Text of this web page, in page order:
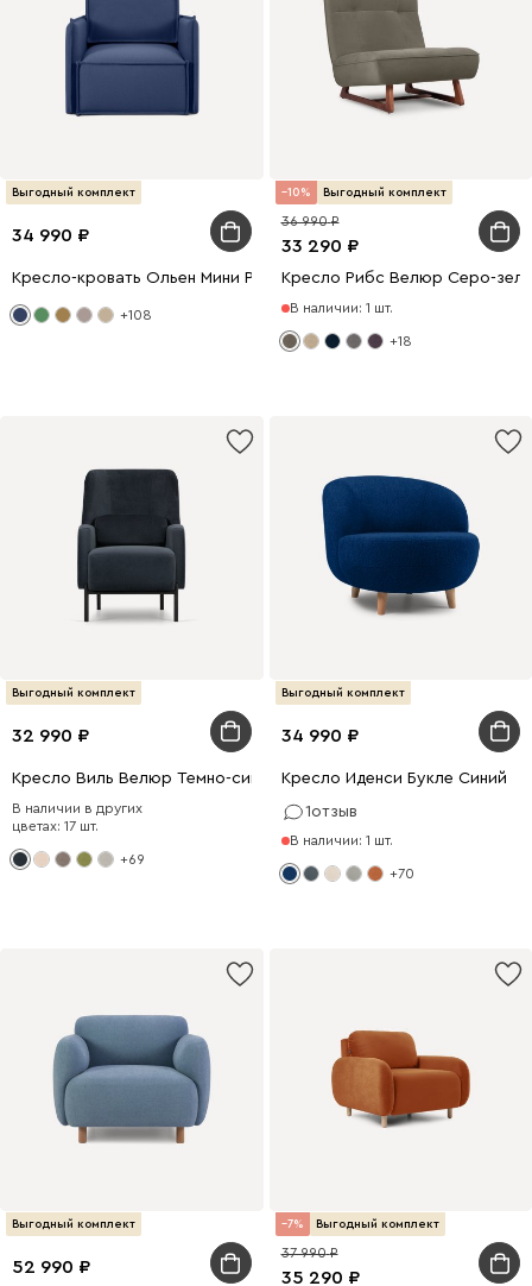
Выгодный комплект
34 990
Кресло-кровать Ольен Мини Рогожка Синий
+108
10 Выгодный комплект
33 290
36 990
Кресло Рибс Велюр Серо-
В наличии: 1 шт.
+18
Выгодный комплект
32 990
Кресло Виль Велюр Темно-синий
В наличии в других
цветах: 17 шт.
+69
Выгодный комплект
34 990
Кресло Иденси Букле Синий
1отзыв
В наличии: 1 шт.
+70
Выгодный комплект
52 990
7 Выгодный комплект
35 290
37 990